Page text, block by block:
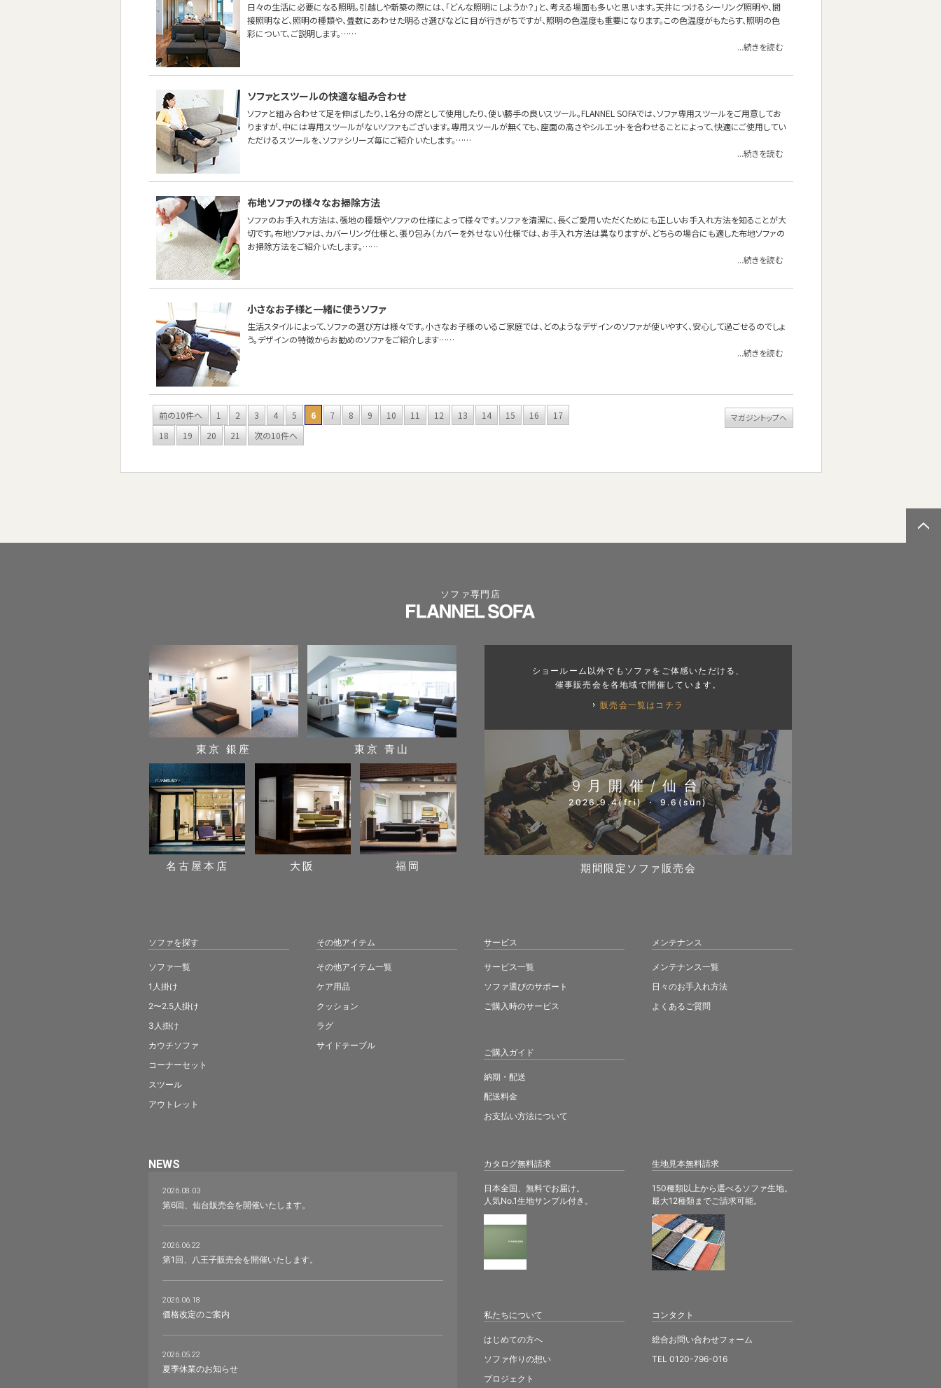
日々の生活に必要になる照明。引越しや新築の際には、「どんな照明にしようか？」と、考える場面も多いと思います。天井につけるシーリング照明や、間
接照明など、照明の種類や、畳数にあわせた明るさ選びなどに目が行きがちですが、照明の色温度も重要になります。この色温度がもたらす、照明の色
彩について、ご説明します。……
...続きを読む
ソファとスツールの快適な組み合わせ
ソファと組み合わせて足を伸ばしたり、1名分の席として使用したり、使い勝手の良いスツール。FLANNEL SOFAでは、ソファ専用スツールをご用意してお
りますが、中には専用スツールがないソファもございます。専用スツールが無くても、座面の高さやシルエットを合わせることによって、快適にご使用してい
ただけるスツールを、ソファシリーズ毎にご紹介いたします。……
...続きを読む
布地ソファの様々なお掃除方法
ソファのお手入れ方法は、張地の種類やソファの仕様によって様々です。ソファを清潔に、長くご愛用いただくためにも正しいお手入れ方法を知ることが大
切です。布地ソファは、カバーリング仕様と、張り包み（カバーを外せない）仕様では、お手入れ方法は異なりますが、どちらの場合にも適した布地ソファの
お掃除方法をご紹介いたします。……
...続きを読む
小さなお子様と一緒に使うソファ
生活スタイルによって、ソファの選び方は様々です。小さなお子様のいるご家庭では、どのようなデザインのソファが使いやすく、安心して過ごせるのでしょ
う。デザインの特徴からお勧めのソファをご紹介します……
...続きを読む
前の10件へ 1 2 3 4 5 6 7 8 9 10 11 12 13 14 15 16
17
18
19 20 21 次の10件へ
マガジントップへ
ソファ専門店
カタログ無料請求
日本全国、無料でお届け。
人気No.1生地サンプル付き。
生地見本無料請求
150種類以上から選べるソファ生地。
最大12種類までご請求可能。
東京 銀座 東京 青山
名古屋本店 大阪 福岡
ショールーム以外でもソファをご体感いただける、
催事販売会を各地域で開催しています。
販売会一覧はコチラ
9月開催/仙台
2026.9.4(fri) ・ 9.6(sun)
期間限定ソファ販売会
ソファを探す
ソファ一覧
1人掛け
2〜2.5人掛け
3人掛け
カウチソファ
コーナーセット
スツール
アウトレット
その他アイテム
その他アイテム一覧
ケア用品
クッション
ラグ
サイドテーブル
サービス
サービス一覧
ソファ選びのサポート
ご購入時のサービス
ご購入ガイド
納期・配送
配送料金
お支払い方法について
メンテナンス
メンテナンス一覧
日々のお手入れ方法
よくあるご質問
NEWS
2026.08.03
第6回、仙台販売会を開催いたします。
2026.06.22
第1回、八王子販売会を開催いたします。
2026.06.18
価格改定のご案内
2026.05.22
夏季休業のお知らせ
私たちについて
はじめての方へ
ソファ作りの想い
プロジェクト
コンタクト
総合お問い合わせフォーム
TEL 0120-796-016